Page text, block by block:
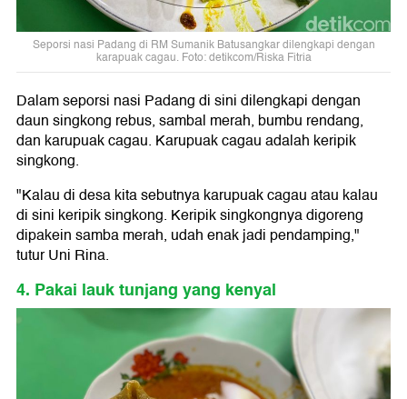
Seporsi nasi Padang di RM Sumanik Batusangkar dilengkapi dengan
karapuak cagau. Foto: detikcom/Riska Fitria
Dalam seporsi nasi Padang di sini dilengkapi dengan
daun singkong rebus, sambal merah, bumbu rendang,
dan karupuak cagau. Karupuak cagau adalah keripik
singkong.
"Kalau di desa kita sebutnya karupuak cagau atau kalau
di sini keripik singkong. Keripik singkongnya digoreng
dipakein samba merah, udah enak jadi pendamping,"
tutur Uni Rina.
4. Pakai lauk tunjang yang kenyal